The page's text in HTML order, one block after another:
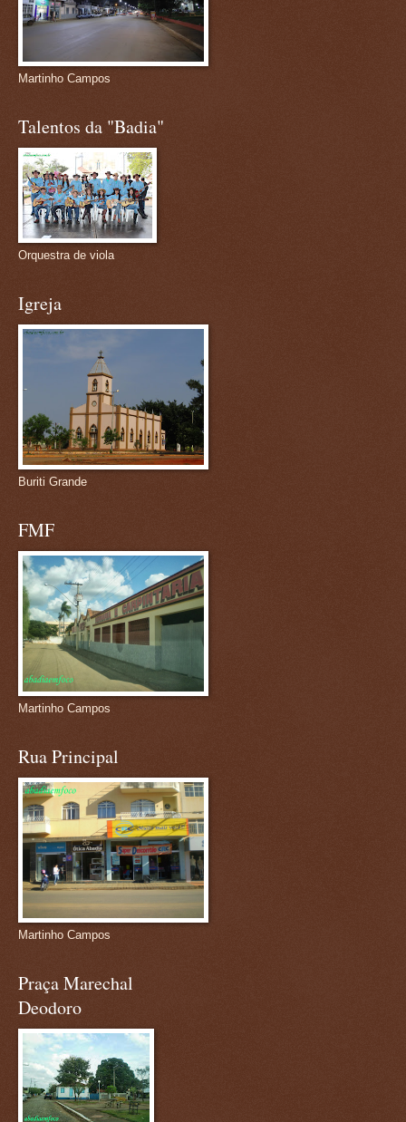
Martinho Campos
Talentos da "Badia"
Orquestra de viola
Igreja
Buriti Grande
FMF
Martinho Campos
Rua Principal
Martinho Campos
Praça Marechal
Deodoro